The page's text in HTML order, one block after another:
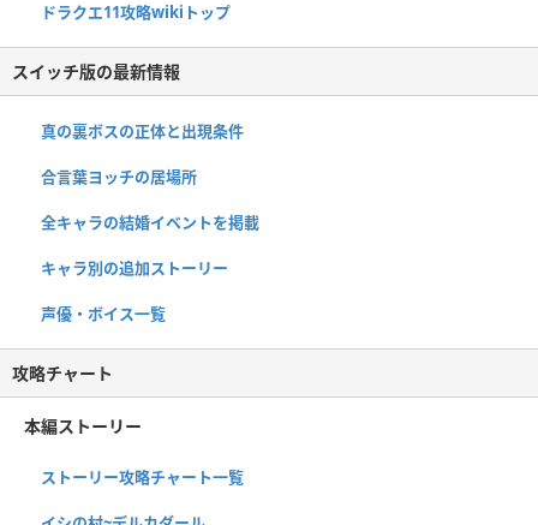
ドラクエ11攻略wikiトップ
スイッチ版の最新情報
真の裏ボスの正体と出現条件
合言葉ヨッチの居場所
全キャラの結婚イベントを掲載
キャラ別の追加ストーリー
声優・ボイス一覧
攻略チャート
本編ストーリー
ストーリー攻略チャート一覧